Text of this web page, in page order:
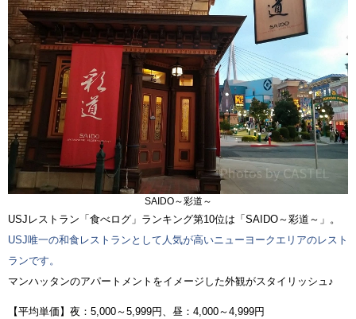
SAIDO～彩道～
USJレストラン「食べログ」ランキング第10位は「SAIDO～彩道～」。
USJ唯一の和食レストランとして人気が高いニューヨークエリアのレスト
ランです。
マンハッタンのアパートメントをイメージした外観がスタイリッシュ♪
【平均単価】夜：5,000～5,999円、昼：4,000～4,999円